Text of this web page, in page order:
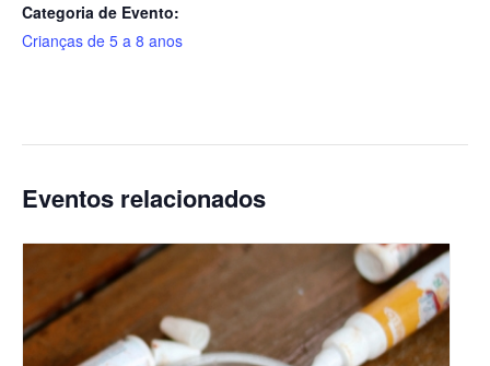
Categoria de Evento:
Crianças de 5 a 8 anos
Eventos relacionados